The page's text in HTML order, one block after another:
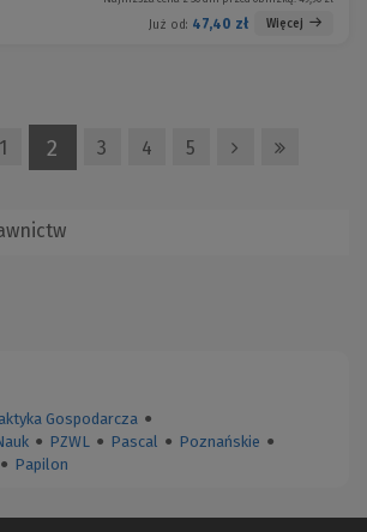
Już od: 47,40 zł Więcej
1 2 3 4 5
Gospodarcza ●
● PZWL ● Pascal ● Poznańskie ●
● Papilon